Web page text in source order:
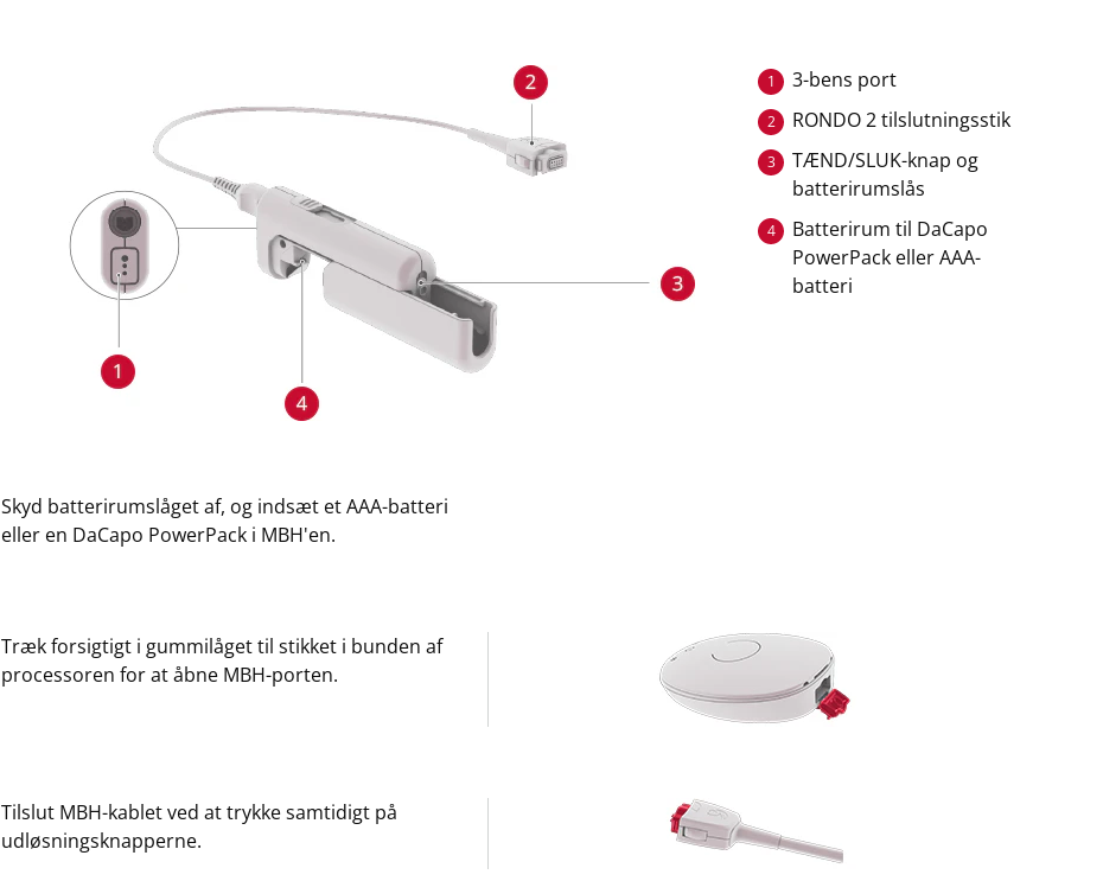
1 3-bens port
2 RONDO 2 tilslutningsstik
3
TÆND/SLUK-knap og
batterirumslås
4
Batterirum til DaCapo
PowerPack eller AAA-
batteri
Skyd batterirumslåget af, og indsæt et AAA-batteri
eller en DaCapo PowerPack i MBH'en.
Træk forsigtigt i gummilåget til stikket i bunden af
processoren for at åbne MBH-porten.
Tilslut MBH-kablet ved at trykke samtidigt på
udløsningsknapperne.